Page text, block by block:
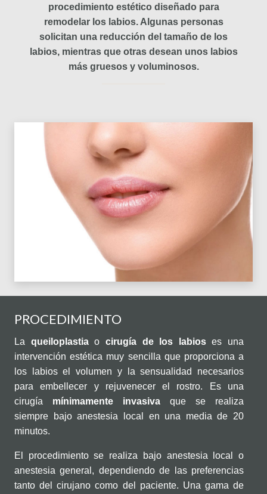
procedimiento estético diseñado para
remodelar los labios. Algunas personas
solicitan una reducción del tamaño de los
labios, mientras que otras desean unos labios
más gruesos y voluminosos.
PROCEDIMIENTO
La queiloplastiao cirugía de los labioses una
intervención estética muy sencilla que proporciona a
los labios el volumen y la sensualidad necesarios
para embellecer y rejuvenecer el rostro. Es una
cirugía mínimamente invasiva que se realiza
siempre bajo anestesia local en una media de 20
minutos.
El procedimiento se realiza bajo anestesia local o
anestesia general, dependiendo de las preferencias
tanto del cirujano como del paciente. Una gama de